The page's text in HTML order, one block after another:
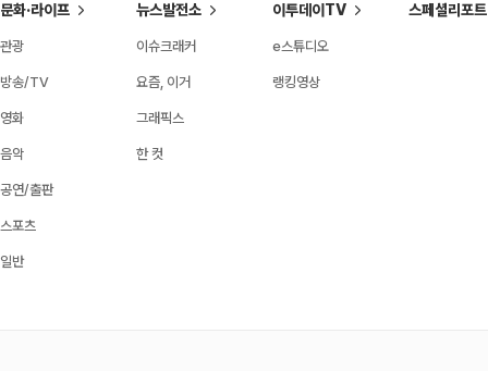
문화·라이프
관광
방송/TV
영화
음악
공연/출판
스포츠
일반
뉴스발전소
이슈크래커
요즘, 이거
그래픽스
한 컷
이투데이TV
e스튜디오
랭킹영상
스페셜리포트